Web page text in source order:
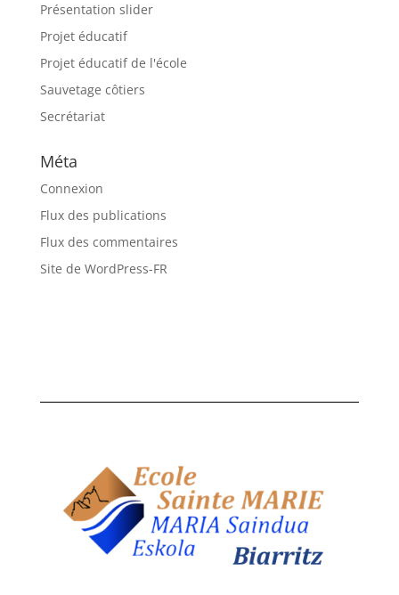
Présentation slider
Projet éducatif
Projet éducatif de l'école
Sauvetage côtiers
Secrétariat
Méta
Connexion
Flux des publications
Flux des commentaires
Site de WordPress-FR